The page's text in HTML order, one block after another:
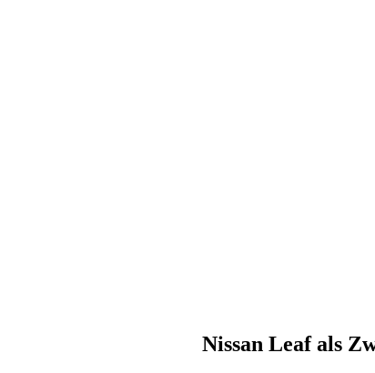
Nissan Leaf als